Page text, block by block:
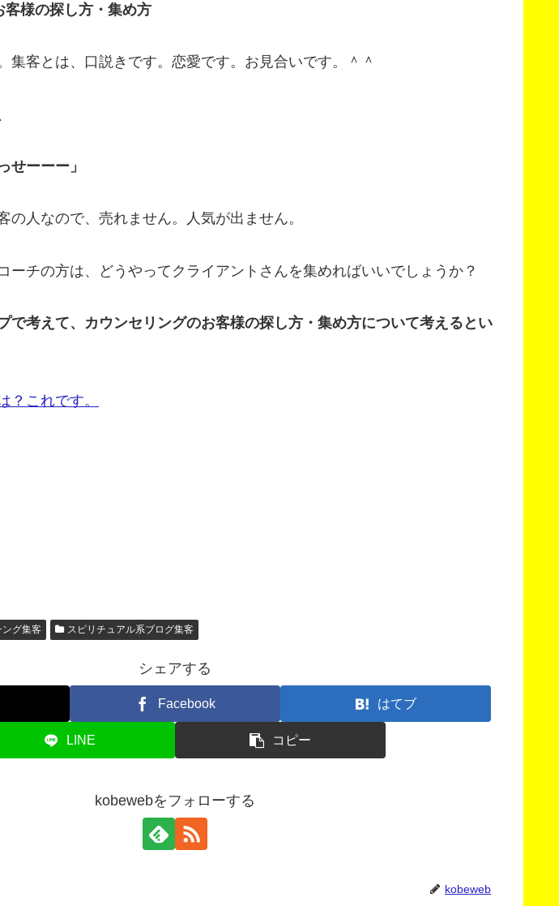
様の探し方・集め方
集客とは、口説きです。恋愛です。お見合いです。＾＾
せーーー」
の人なので、売れません。人気が出ません。
ーチの方は、どうやってクライアントさんを集めればいいでしょうか？
で考えて、カウンセリングのお客様の探し方・集め方について考えるとい
？これです。
ング集客 スピリチュアル系ブログ集客
シェアする
Facebook はてブ
LINE コピー
kobewebをフォローする
kobeweb